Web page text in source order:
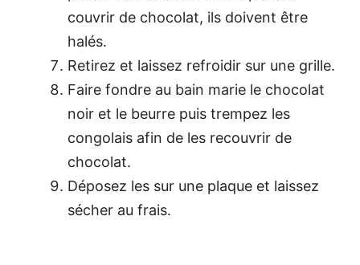
couvrir de chocolat, ils doivent être
halés.
Retirez et laissez refroidir sur une grille.
Faire fondre au bain marie le chocolat
noir et le beurre puis trempez les
congolais afin de les recouvrir de
chocolat.
Déposez les sur une plaque et laissez
sécher au frais.